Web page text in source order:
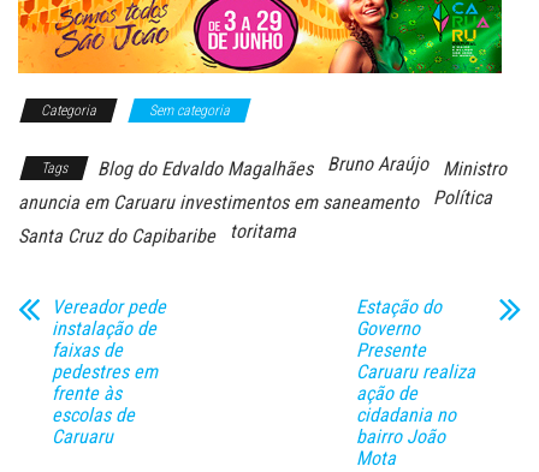
Categoria Sem categoria
Tags Blog do Edvaldo Magalhães Bruno Araújo
Ministro
anuncia em Caruaru investimentos em saneamento
Política
Santa Cruz do Capibaribe
toritama
Vereador pede
instalação de
faixas de
pedestres em
frente às
escolas de
Caruaru
Estação do
Governo
Presente
Caruaru realiza
ação de
cidadania no
bairro João
Mota